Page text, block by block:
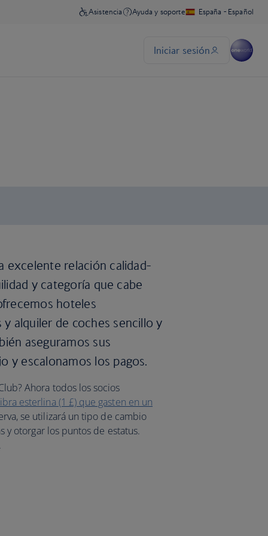
excelente relación calidad-
y categoría que cabe
hoteles
alquiler de coches sencillo y
aseguramos sus
y escalonamos los pagos.
Ahora todos los socios
esterlina (1 £) que gasten en un
se utilizará un tipo de cambio
y otorgar los puntos de estatus.